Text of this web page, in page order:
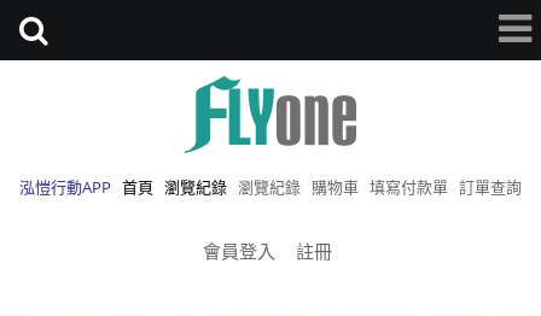
泓愷行動APP 首頁 瀏覽紀錄 瀏覽紀錄 購物車 填寫付款單 訂單查詢
會員登入 註冊